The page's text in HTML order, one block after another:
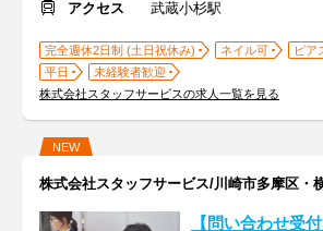
アクセス
武蔵小杉駅
完全週休2日制 (土日祝休み) ネイル可
ピア
平日
未経験者歓迎
株式会社スタッフサービスの求人一覧を見る
NEW
株式会社スタッフサービス/川崎市多摩区・
【問い合わせ受